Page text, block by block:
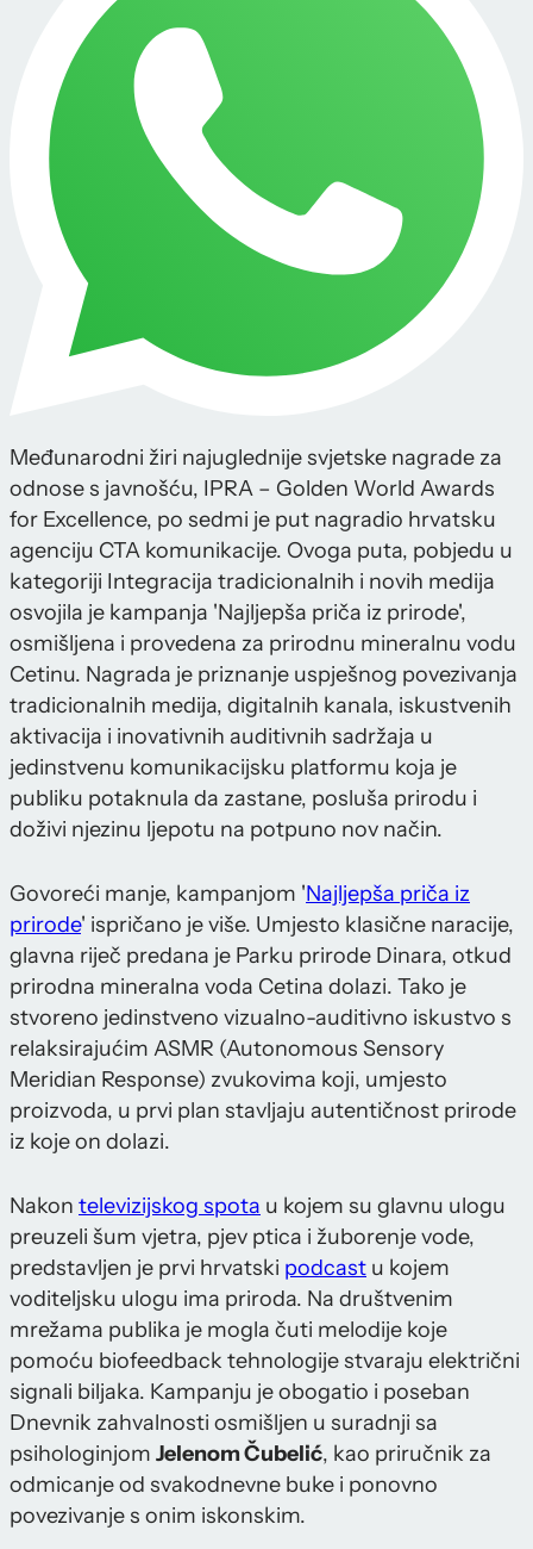
Međunarodni žiri najuglednije svjetske nagrade za
odnose s javnošću, IPRA – Golden World Awards
for Excellence, po sedmi je put nagradio hrvatsku
agenciju CTA komunikacije. Ovoga puta, pobjedu u
kategoriji Integracija tradicionalnih i novih medija
osvojila je kampanja 'Najljepša priča iz prirode',
osmišljena i provedena za prirodnu mineralnu vodu
Cetinu. Nagrada je priznanje uspješnog povezivanja
tradicionalnih medija, digitalnih kanala, iskustvenih
aktivacija i inovativnih auditivnih sadržaja u
jedinstvenu komunikacijsku platformu koja je
publiku potaknula da zastane, posluša prirodu i
doživi njezinu ljepotu na potpuno nov način.
Govoreći manje, kampanjom 'Najljepša priča iz
prirode' ispričano je više. Umjesto klasične naracije,
glavna riječ predana je Parku prirode Dinara, otkud
prirodna mineralna voda Cetina dolazi. Tako je
stvoreno jedinstveno vizualno-auditivno iskustvo s
relaksirajućim ASMR (Autonomous Sensory
Meridian Response) zvukovima koji, umjesto
proizvoda, u prvi plan stavljaju autentičnost prirode
iz koje on dolazi.
Nakon televizijskog spota u kojem su glavnu ulogu
preuzeli šum vjetra, pjev ptica i žuborenje vode,
predstavljen je prvi hrvatski podcast u kojem
voditeljsku ulogu ima priroda. Na društvenim
mrežama publika je mogla čuti melodije koje
pomoću biofeedback tehnologije stvaraju električni
signali biljaka. Kampanju je obogatio i poseban
Dnevnik zahvalnosti osmišljen u suradnji sa
psihologinjom Jelenom Čubelić, kao priručnik za
odmicanje od svakodnevne buke i ponovno
povezivanje s onim iskonskim.